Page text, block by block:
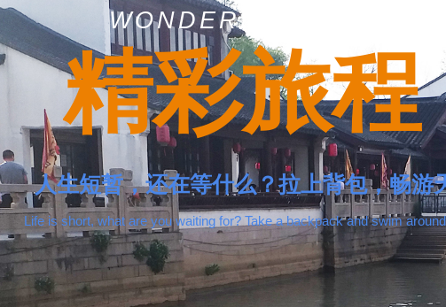
WONDERFUL JOURNEY
​精彩旅程
人生短暂，还在等什么？拉上背包，畅游
Life is short, what are you waiting for? Take a backpack and swim